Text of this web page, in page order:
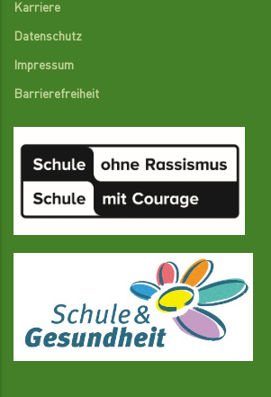
Karriere
Datenschutz
Impressum
Barrierefreiheit